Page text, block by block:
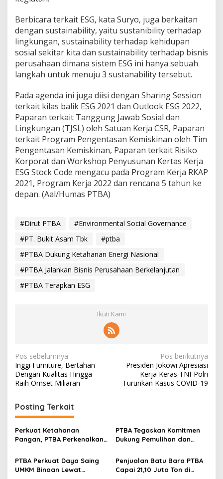
Berbicara terkait ESG, kata Suryo, juga berkaitan
dengan sustainability, yaitu sustanibility terhadap
lingkungan, sustainability terhadap kehidupan
sosial sekitar kita dan sustainability terhadap bisnis
perusahaan dimana sistem ESG ini hanya sebuah
langkah untuk menuju 3 sustanability tersebut.
Pada agenda ini juga diisi dengan Sharing Session
terkait kilas balik ESG 2021 dan Outlook ESG 2022,
Paparan terkait Tanggung Jawab Sosial dan
Lingkungan (TJSL) oleh Satuan Kerja CSR, Paparan
terkait Program Pengentasan Kemiskinan oleh Tim
Pengentasan Kemiskinan, Paparan terkait Risiko
Korporat dan Workshop Penyusunan Kertas Kerja
ESG Stock Code mengacu pada Program Kerja RKAP
2021, Program Kerja 2022 dan rencana 5 tahun ke
depan. (Aal/Humas PTBA)
#Dirut PTBA
#Environmental Social Governance
#PT. Bukit Asam Tbk
#ptba
#PTBA Dukung Ketahanan Energi Nasional
#PTBA Jalankan Bisnis Perusahaan Berkelanjutan
#PTBA Terapkan ESG
Ikuti Kami
N
a
v
i
g
a
s
i
p
Pos sebelumnya
Inggi Furniture, Bertahan
Dengan Kualitas Hingga
Raih Omset Miliaran
Pos berikutnya
Presiden Jokowi Apresiasi
Kerja Keras TNI-Polri
Turunkan Kasus COVID-19
Posting Terkait
Perkuat Ketahanan
Pangan, PTBA Perkenalkan
Inagritech 2026
PTBA Tegaskan Komitmen
Dukung Pemulihan dan
Sungai
PTBA Perkuat Daya Saing
UMKM Binaan Lewat
Penjualan Batu Bara PTBA
Capai 21,10 Juta Ton di